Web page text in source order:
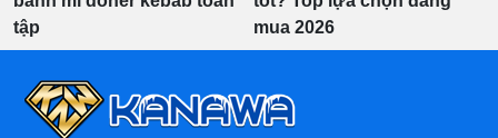
tập
mua 2026